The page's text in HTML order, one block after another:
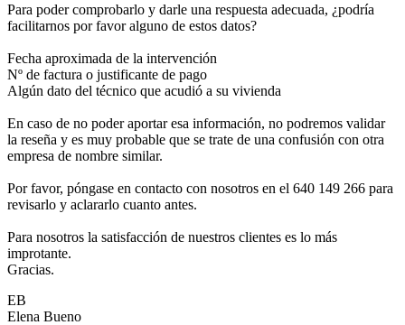
Para poder comprobarlo y darle una respuesta adecuada, ¿podría
facilitarnos por favor alguno de estos datos?
Fecha aproximada de la intervención
Nº de factura o justificante de pago
Algún dato del técnico que acudió a su vivienda
En caso de no poder aportar esa información, no podremos validar
la reseña y es muy probable que se trate de una confusión con otra
empresa de nombre similar.
Por favor, póngase en contacto con nosotros en el 640 149 266 para
revisarlo y aclararlo cuanto antes.
Para nosotros la satisfacción de nuestros clientes es lo más
improtante.
Gracias.
EB
Elena Bueno